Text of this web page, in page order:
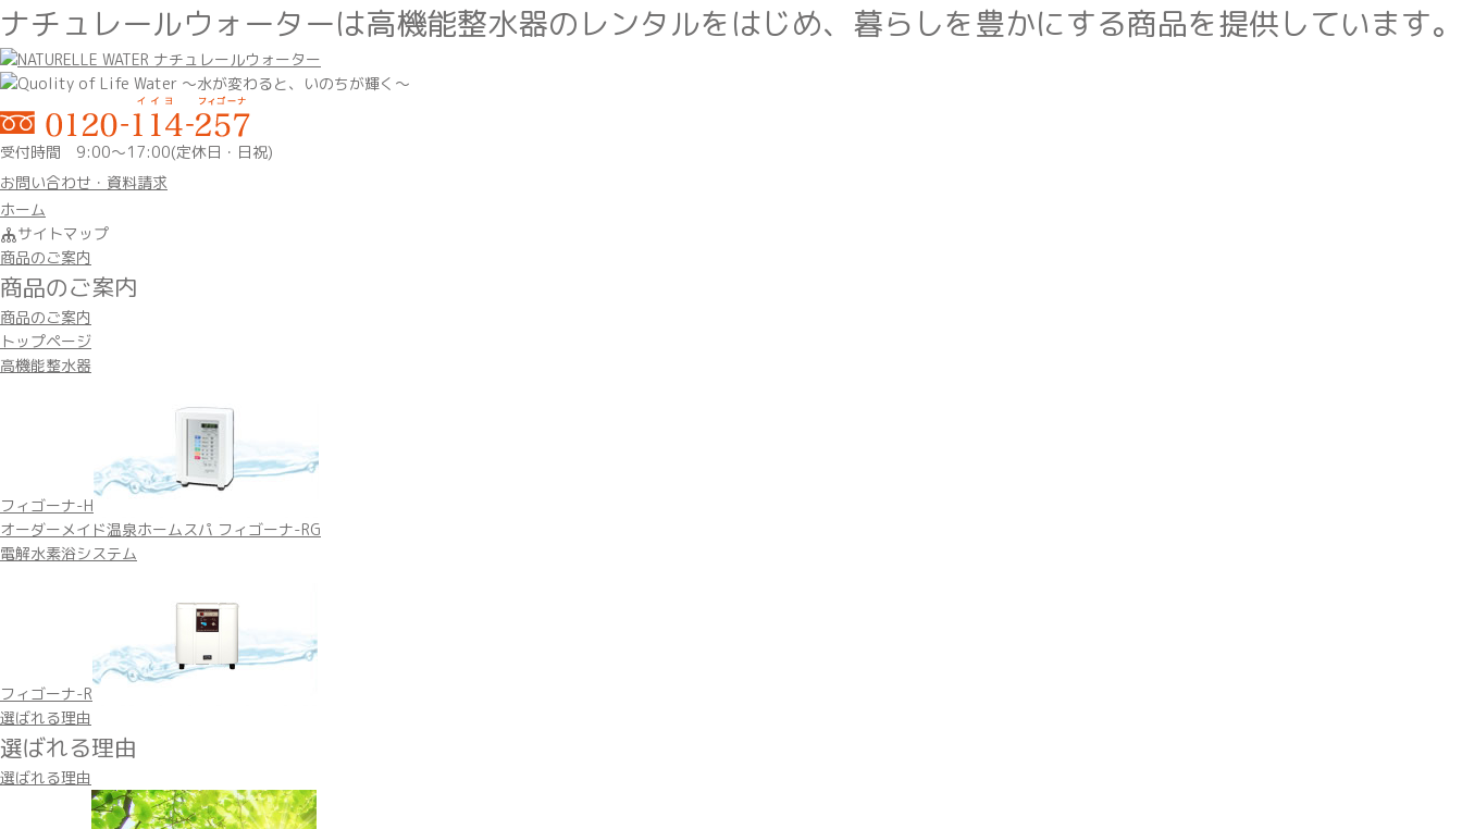
ナチュレールウォーターは高機能整水器のレンタルをはじめ、暮らしを豊かにする商品を提供しています。
受付時間 9:00～17:00(定休日・日祝)
お問い合わせ・資料請求
ホーム
サイトマップ
商品のご案内
商品のご案内
商品のご案内
トップページ
高機能整水器
フィゴーナ-H
オーダーメイド温泉ホームスパ フィゴーナ-RG
電解水素浴システム
フィゴーナ-R
選ばれる理由
選ばれる理由
選ばれる理由